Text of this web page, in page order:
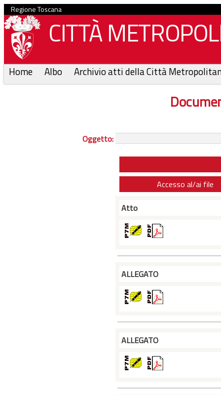
Regione Toscana
CITTÀ
Home Albo Archivio atti della Città
Oggetto:
Accesso al/ai file
Atto
ALLEGATO
ALLEGATO